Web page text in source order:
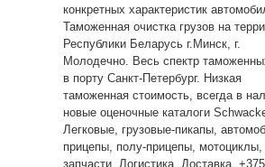
конкретных характеристик
Таможенная очистка грузов на
Республики Беларусь г.Минск, г.
Молодечно. Весь спектр
в порту Санкт-Петербург. Низкая
таможенная стоимость, всегда в
новые оценочные каталоги
Легковые, грузовые-пикапы,
прицепы, полу-прицепы, мотоциклы,
запчасти. Логистика. Доставка.